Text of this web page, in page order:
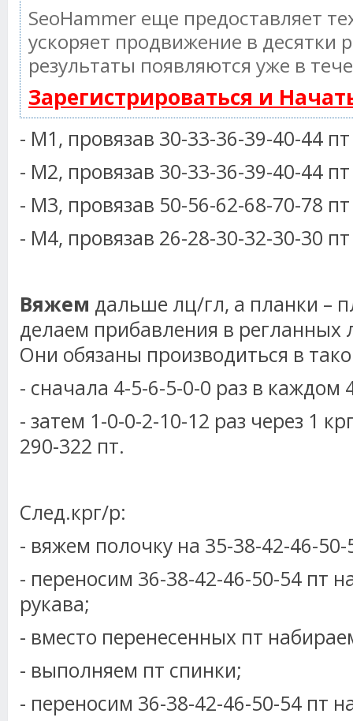
SeoHammer еще предоставляет
ускоряет продвижение в десятки
результаты появляются уже в
Зарегистрироваться и
- М1, провязав 30-33-36-39-40-44
- М2, провязав 30-33-36-39-40-44
- М3, провязав 50-56-62-68-70-78
- М4, провязав 26-28-30-32-30-30
Вяжем дальше лц/гл, а планки –
делаем прибавления в регланных
Они обязаны производиться в
- сначала 4-5-6-5-0-0 раз в каждом
- затем 1-0-0-2-10-12 раз через 1
290-322 пт.
След.крг/р:
- вяжем полочку на 35-38-42-46-50-
- переносим 36-38-42-46-50-54 пт
рукава;
- вместо перенесенных пт
- выполняем пт спинки;
- переносим 36-38-42-46-50-54 пт